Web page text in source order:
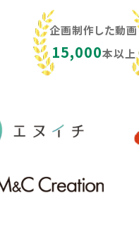
企画制作した動画
15,000本以上